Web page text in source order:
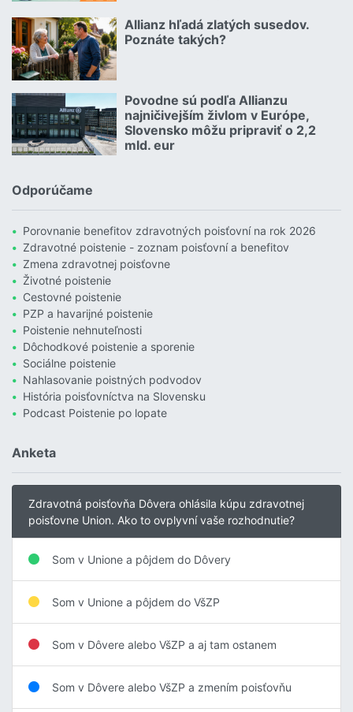
Allianz hľadá zlatých susedov.
Poznáte takých?
08.07.2026 |
Povodne sú podľa Allianzu
najničivejším živlom v Európe,
Slovensko môžu pripraviť o 2,2
mld. eur
23.07.2026 |
Odporúčame
Porovnanie benefitov zdravotných poisťovní na rok 2026
Zdravotné poistenie - zoznam poisťovní a benefitov
Zmena zdravotnej poisťovne
Životné poistenie
Cestovné poistenie
PZP a havarijné poistenie
Poistenie nehnuteľnosti
Dôchodkové poistenie a sporenie
Sociálne poistenie
Nahlasovanie poistných podvodov
História poisťovníctva na Slovensku
Podcast Poistenie po lopate
Anketa
Zdravotná poisťovňa Dôvera ohlásila kúpu zdravotnej
poisťovne Union. Ako to ovplyvní vaše rozhodnutie?
Som v Unione a pôjdem do Dôvery
Som v Unione a pôjdem do VšZP
Som v Dôvere alebo VšZP a aj tam ostanem
Som v Dôvere alebo VšZP a zmením poisťovňu